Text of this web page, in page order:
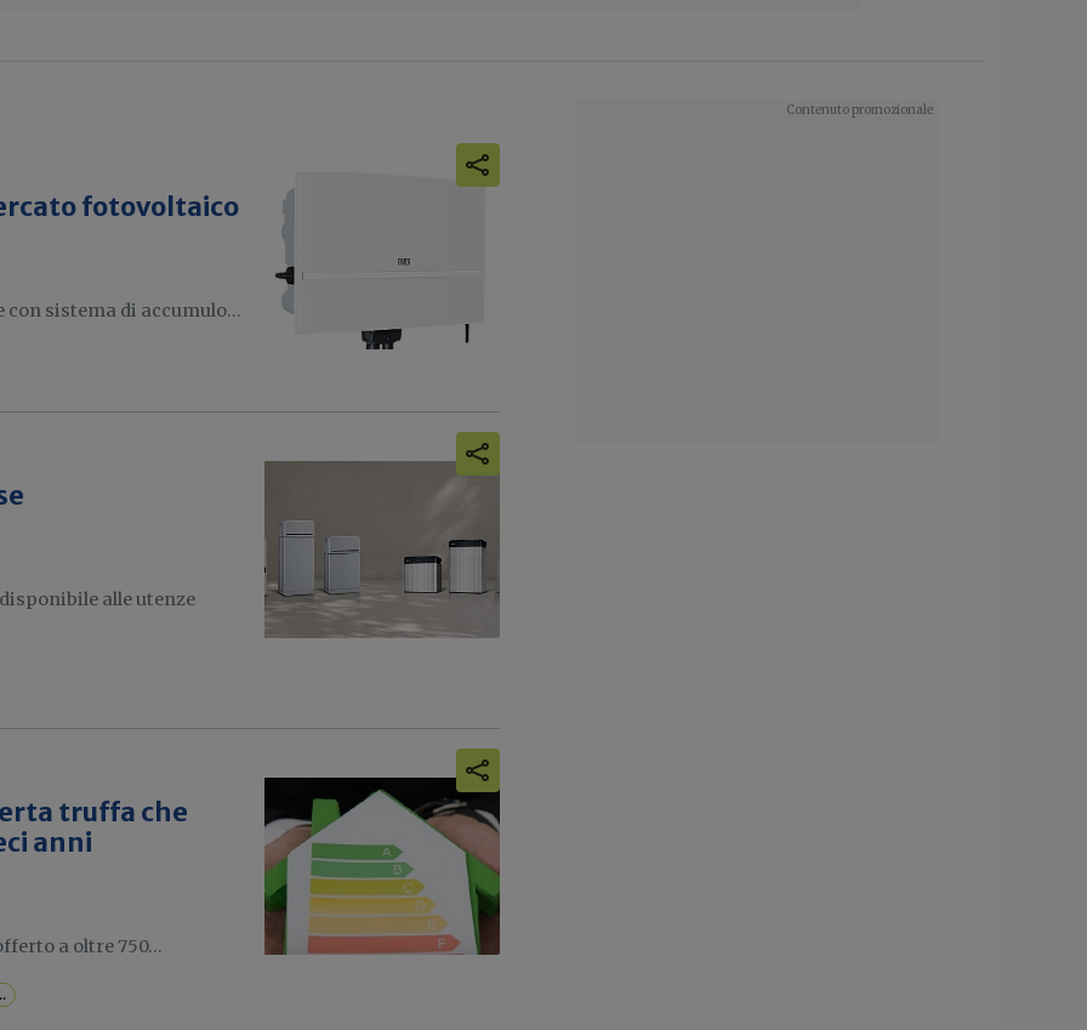
fotovoltaico
sistema di accumulo...
alle utenze
truffa che
anni
a oltre 750...